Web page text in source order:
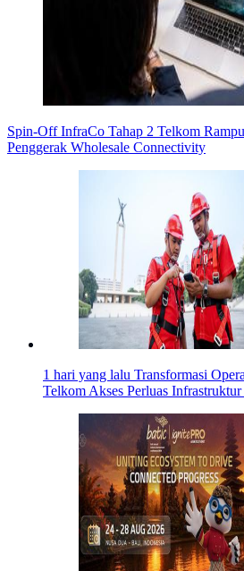
Spin-Off InfraCo Tahap 2 Telkom
Penggerak Wholesale Connectivity
1 hari yang lalu Transformasi
Telkom Akses Perluas